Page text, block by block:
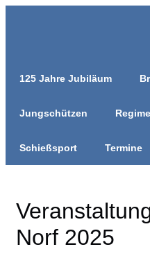
125 Jahre Jubiläum
Jungschützen
Schießsport Termine
Norf 2025